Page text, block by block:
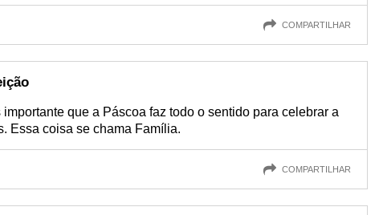
COMPARTILHAR
que a Páscoa faz todo o sentido para celebrar a
Essa coisa se chama Família.
COMPARTILHAR